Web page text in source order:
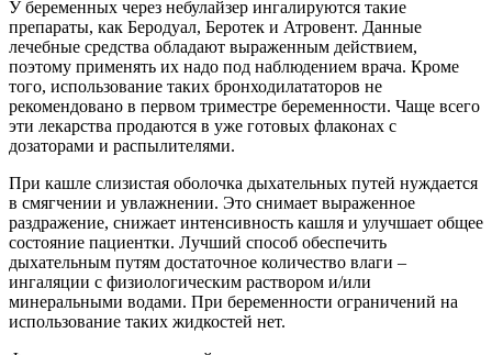
У беременных через небулайзер ингалируются такие
препараты, как Беродуал, Беротек и Атровент. Данные
лечебные средства обладают выраженным действием,
поэтому применять их надо под наблюдением врача. Кроме
того, использование таких бронходилататоров не
рекомендовано в первом триместре беременности. Чаще всего
эти лекарства продаются в уже готовых флаконах с
дозаторами и распылителями.
При кашле слизистая оболочка дыхательных путей нуждается
в смягчении и увлажнении. Это снимает выраженное
раздражение, снижает интенсивность кашля и улучшает общее
состояние пациентки. Лучший способ обеспечить
дыхательным путям достаточное количество влаги –
ингаляции с физиологическим раствором и/или
минеральными водами. При беременности ограничений на
использование таких жидкостей нет.